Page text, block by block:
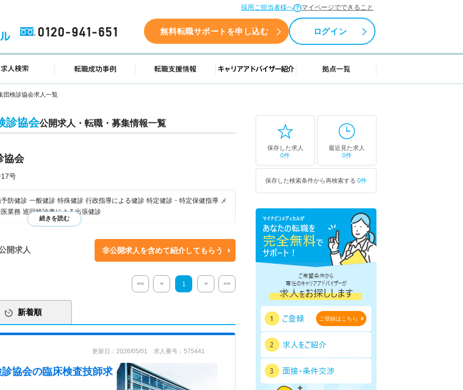
採用ご担当者様へ マイページでできること
0120-941-651 無料転職サポートを申し込む ログイン
ド 求人検索 転職成功事例 転職支援情報 キャリアアドバイザー紹介 拠点一覧
団検診協会求人一覧
診協会公開求人・転職・募集情報一覧
協会
号
防健診 一般健診 特殊健診 行政指導による健診 特定健診・特定保健指導 メ
業務 巡回検診車による出張健診
に、誰からも愛される健診機関を目指します。定期・特殊健康診断と人間ド
栄養指導を実施しています。
開求人 非公開求人を含めて紹介してもらう
<< < 1 > >>
新着順
更新日：2026/05/01 求人番号：575441
協会の臨床検査技師求
保存した求人
0件
最近見た求人
0件
保存した検索条件から再検索する 0件
ご登録はこちら